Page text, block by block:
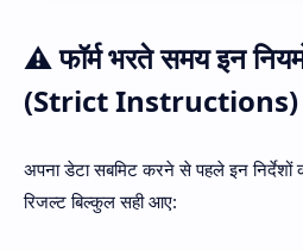
⚠️ फॉर्म भरते समय इन
(Strict Instructions)
अपना डेटा सबमिट करने से पहले इन निर्देशों
रिजल्ट बिल्कुल सही आए: